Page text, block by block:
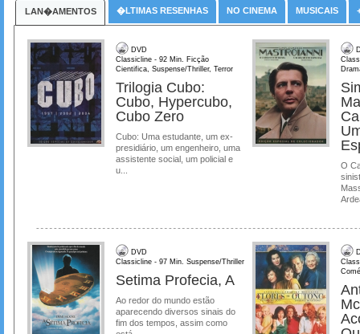
LAN�AMENTOS �LTIMAS RESENHAS NO CINEMA MUSICAIS
DVD
Classicline - 92 Min. Ficção
Cientifica, Suspense/Thriller, Terror
Trilogia Cubo:
Cubo, Hypercubo,
Cubo Zero
Cubo: Uma estudante, um ex-
presidiário, um engenheiro, uma
assistente social, um policial e
u...
O
DVD
Classicline - 97 Min. Suspense/Thriller
Setima Profecia, A
Ao redor do mundo estão
aparecendo diversos sinais do
fim dos tempos, assim como